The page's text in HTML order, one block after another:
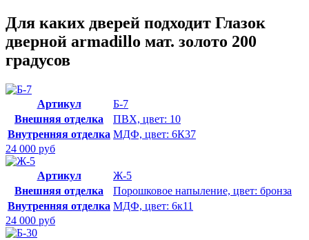
Для каких дверей подходит Глазок
дверной armadillo мат. золото 200
градусов
Артикул
Б-7
Внешняя отделка
ПВХ, цвет: 10
Внутренняя отделка МДФ, цвет: 6К37
24 000 руб
Артикул
Ж-5
Внешняя отделка
Порошковое напыление, цвет: бронза
Внутренняя отделка МДФ, цвет: 6к11
24 000 руб